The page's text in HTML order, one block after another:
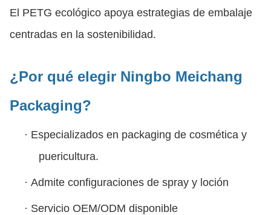
El PETG ecológico apoya estrategias de embalaje
centradas en la sostenibilidad.
¿Por qué elegir Ningbo Meichang
Packaging?
· Especializados en packaging de cosmética y
puericultura.
· Admite configuraciones de spray y loción
· Servicio OEM/ODM disponible